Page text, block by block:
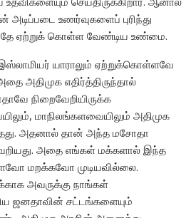
உணர்வுகளைப் புரிந்து
ஏற்றுக் கொள்ள வேண்டிய உண்மை.
இஸ்லாமியர் யாராலும் ஏற்றுக்கொள்ளவே
அதிமுக எதிர்த்திருந்தால்
நிறைவேறியிருக்க
மாநிலங்களவையிலும் அதிமுக
அதனால் தான் அந்த மசோதா
அதை எங்கள் மக்களால் இந்த
மறக்கவோ முடியவில்லை.
அவருக்கு நாங்கள்
ஜனதாவின் சட்டங்களையும்